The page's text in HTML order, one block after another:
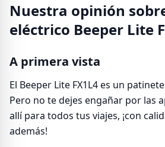
Nuestra opinión
eléctrico Beeper Lite
A primera vista
El Beeper Lite FX1L4 es un
Pero no te dejes engañar por las
allí para todos tus viajes, ¡con
además!